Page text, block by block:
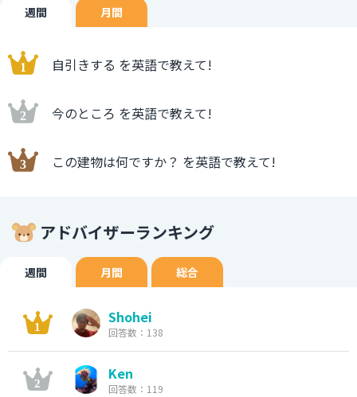
週間 月間
自引きする を英語で教えて!
今のところ を英語で教えて!
この建物は何ですか？ を英語で教えて!
アドバイザーランキング
週間 月間 総合
Shohei
回答数：138
Ken
回答数：119